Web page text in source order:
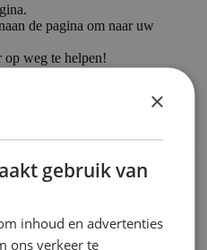
de pagina om naar uw
weg te helpen!
en promoties.
op de hoogte gehouden
×
gebruik van
inhoud en advertenties
ons verkeer te